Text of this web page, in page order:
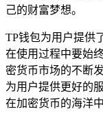
己的财富梦想。
TP钱包为用户提供
在使用过程中要始
密货币市场的不断
为用户提供更好的
在加密货币的海洋